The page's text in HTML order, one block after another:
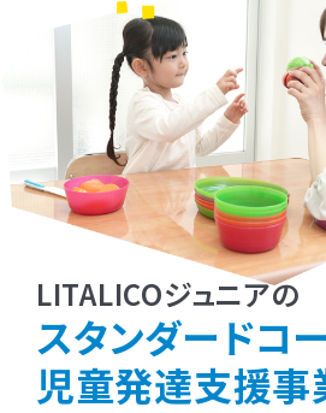
LITALICOジュニアの
スタンダードコ
児童発達支援事